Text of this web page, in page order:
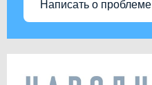
Написать о проблеме